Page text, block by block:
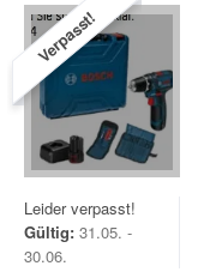
Verpasst!
Leider verpasst!
Gültig: 31.05. -
30.06.